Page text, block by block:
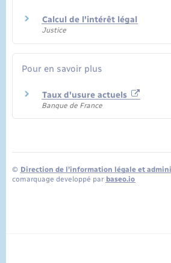
Calcul de l'intérêt légal
Justice
Pour en savoir plus
Taux d'usure actuels
Banque de France
© Direction de l’information légale et
comarquage developpé par baseo.io